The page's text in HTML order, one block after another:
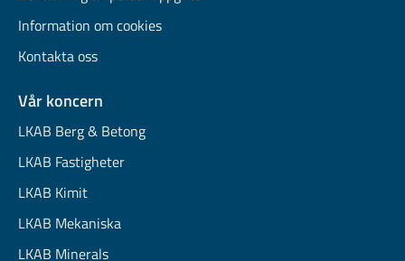
Information om cookies
Kontakta oss
Vår koncern
LKAB Berg & Betong
LKAB Fastigheter
LKAB Kimit
LKAB Mekaniska
LKAB Minerals